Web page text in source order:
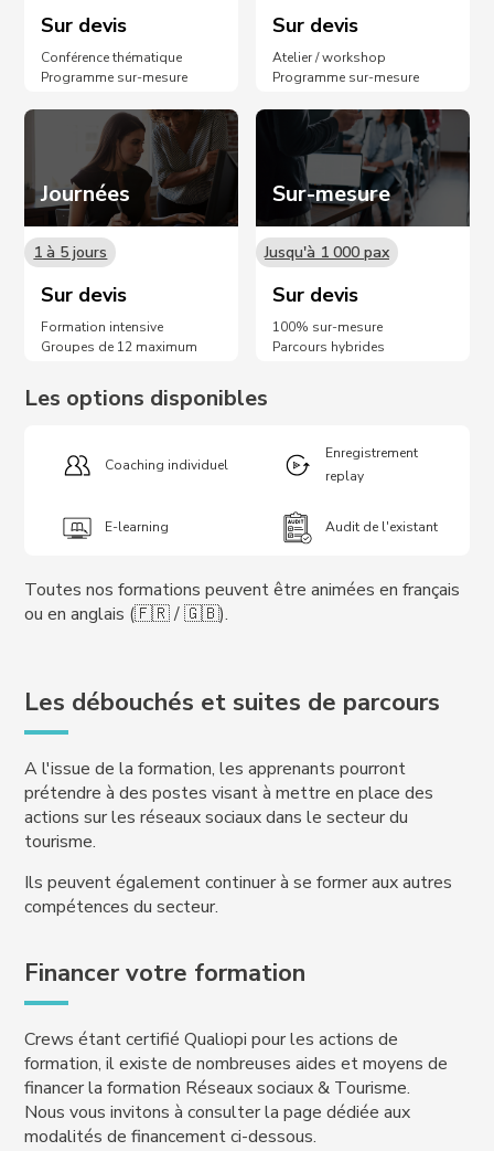
Sur devis
Conférence thématique
Programme sur-mesure
Sur devis
Atelier / workshop
Programme sur-mesure
Journées
1 à 5 jours
Sur devis
Formation intensive
Groupes de 12 maximum
Sur-mesure
Jusqu'à 1 000 pax
Sur devis
100% sur-mesure
Parcours hybrides
Les options disponibles
Coaching individuel
Enregistrement
replay
E-learning Audit de l'existant
Toutes nos formations peuvent être animées en français
ou en anglais (🇫🇷 / 🇬🇧).
Les débouchés et suites de parcours
A l'issue de la formation, les apprenants pourront
prétendre à des postes visant à mettre en place des
actions sur les réseaux sociaux dans le secteur du
tourisme.
Ils peuvent également continuer à se former aux autres
compétences du secteur.
Financer votre formation
Crews étant certifié Qualiopi pour les actions de
formation, il existe de nombreuses aides et moyens de
financer la formation Réseaux sociaux & Tourisme.
Nous vous invitons à consulter la page dédiée aux
modalités de financement ci-dessous.